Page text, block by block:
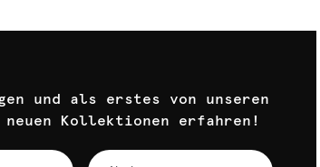
und als erstes von unseren
neuen Kollektionen erfahren!